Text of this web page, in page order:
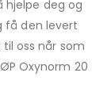
hjelpe deg og
få den levert
oss når som
Oxynorm 20